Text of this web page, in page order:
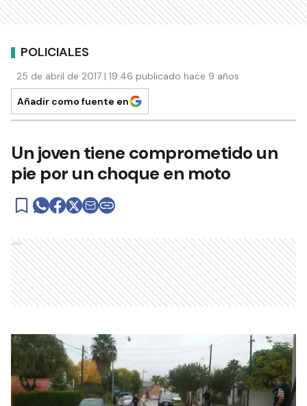
POLICIALES
25 de abril de 2017 | 19:46 publicado hace 9 años
Añadir como fuente en
Un joven tiene comprometido un
pie por un choque en moto
Ads